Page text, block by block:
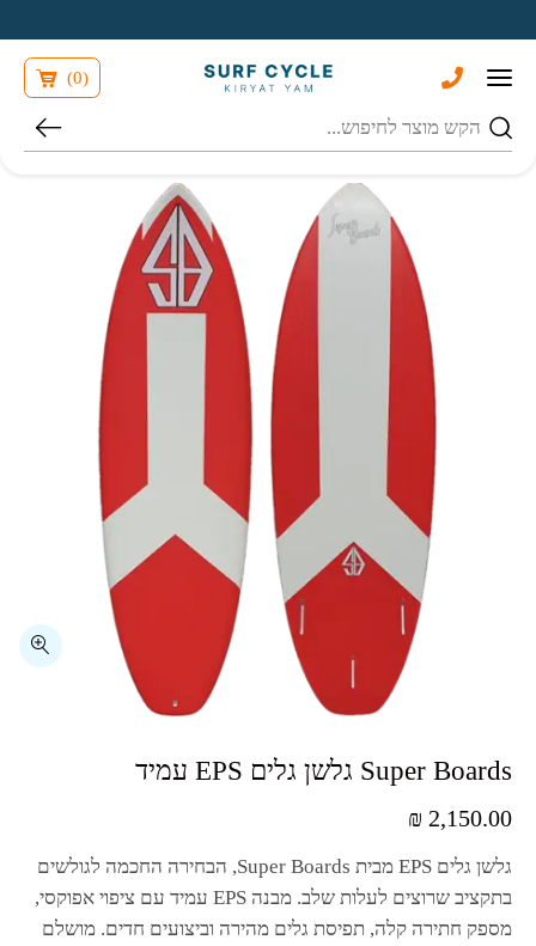
חיפוש
(
0
)
₪ 2,150.00
גלשן גלים EPSמבית Super Boards, הבחירה החכמה לגולשים
בתקציב שרוצים לעלות שלב. מבנה EPSעמיד עם ציפוי אפוקסי,
מספק חתירה קלה, תפיסת גלים מהירה וביצועים חדים. מושלם